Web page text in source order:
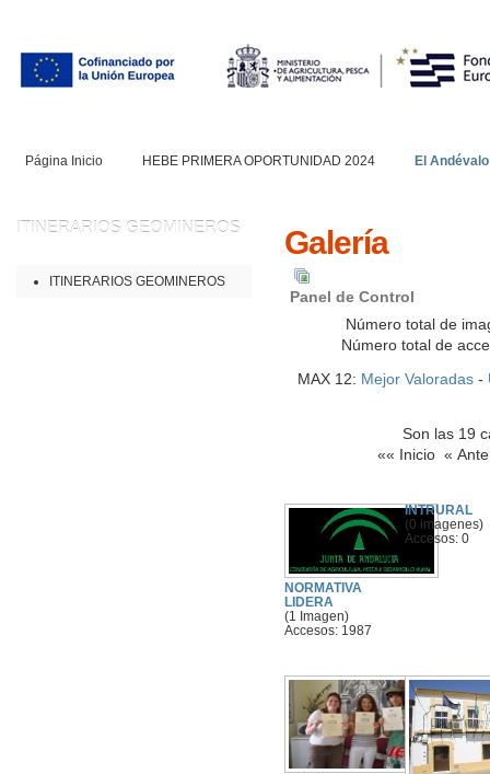
Página Inicio HEBE PRIMERA OPORTUNIDAD 2024 El Andévalo
Galería
Panel de Control
Número total de
Número total de
MAX 12: Mejor Valoradas-
Son las 19
«« Inicio «
NORMATIVA
LIDERA
(1 Imagen)
Accesos: 1987
INTRURAL
(0 imagenes)
Accesos: 0
ITINERARIOS GEOMINEROS
ITINERARIOS GEOMINEROS